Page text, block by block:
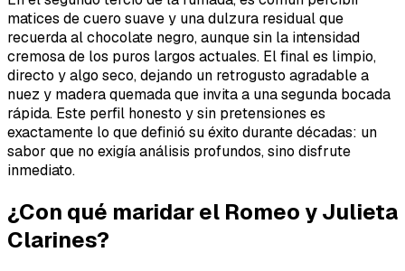
matices de cuero suave y una dulzura residual que
recuerda al chocolate negro, aunque sin la intensidad
cremosa de los puros largos actuales. El final es limpio,
directo y algo seco, dejando un retrogusto agradable a
nuez y madera quemada que invita a una segunda bocada
rápida. Este perfil honesto y sin pretensiones es
exactamente lo que definió su éxito durante décadas: un
sabor que no exigía análisis profundos, sino disfrute
inmediato.
¿Con qué maridar el Romeo y Julieta
Clarines?